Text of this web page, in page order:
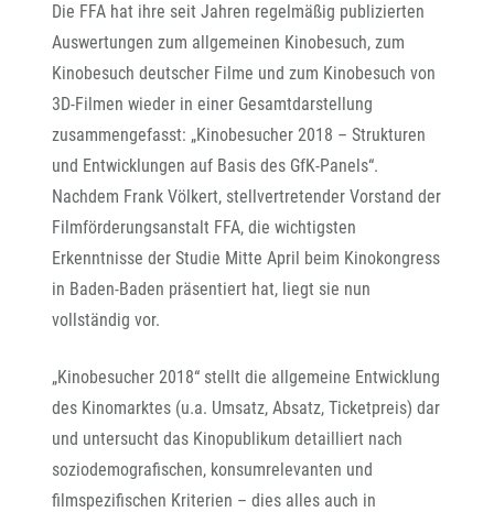
Die FFA hat ihre seit Jahren regelmäßig publizierten
Auswertungen zum allgemeinen Kinobesuch, zum
Kinobesuch deutscher Filme und zum Kinobesuch von
3D-Filmen wieder in einer Gesamtdarstellung
zusammengefasst: „Kinobesucher 2018 – Strukturen
und Entwicklungen auf Basis des GfK-Panels“.
Nachdem Frank Völkert, stellvertretender Vorstand der
Filmförderungsanstalt FFA, die wichtigsten
Erkenntnisse der Studie Mitte April beim Kinokongress
in Baden-Baden präsentiert hat, liegt sie nun
vollständig vor.
„Kinobesucher 2018“ stellt die allgemeine Entwicklung
des Kinomarktes (u.a. Umsatz, Absatz, Ticketpreis) dar
und untersucht das Kinopublikum detailliert nach
soziodemografischen, konsumrelevanten und
filmspezifischen Kriterien – dies alles auch in